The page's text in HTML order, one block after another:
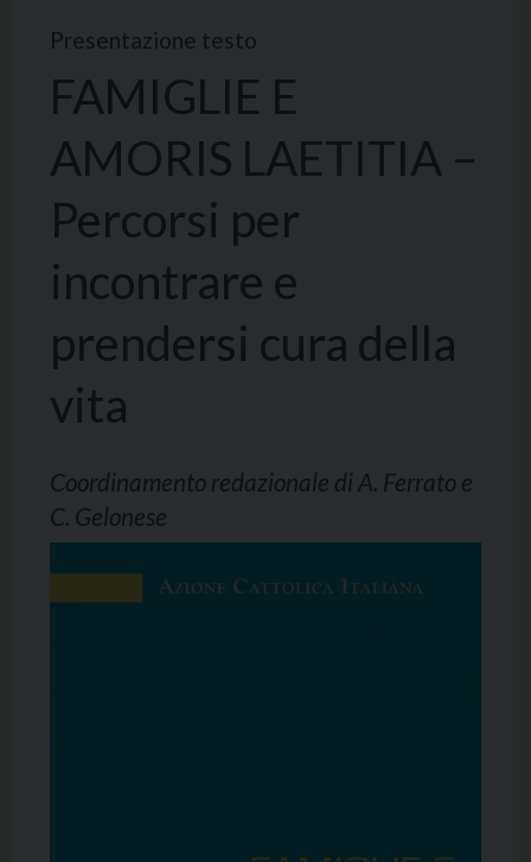
Presentazione testo
FAMIGLIE E
AMORIS LAETITIA –
Percorsi per
incontrare e
prendersi cura della
vita
Coordinamento redazionale di A. Ferrato e
C. Gelonese